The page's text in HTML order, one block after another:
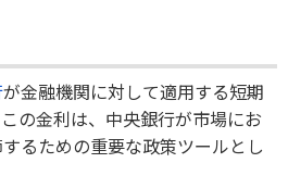
が金融機関に対して適用する短期
の金利は、中央銀行が市場にお
るための重要な政策ツールとし